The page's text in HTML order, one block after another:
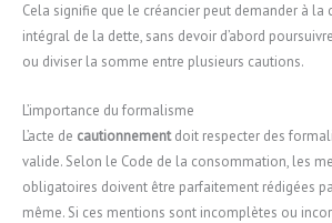
Cela signifie que le créancier peut demander à
intégral de la dette, sans devoir d’abord
ou diviser la somme entre plusieurs cautions.
L’importance du formalisme
L’acte de cautionnementdoit respecter des
valide. Selon le Code de la consommation, les
obligatoires doivent être parfaitement rédigées
même. Si ces mentions sont incomplètes ou